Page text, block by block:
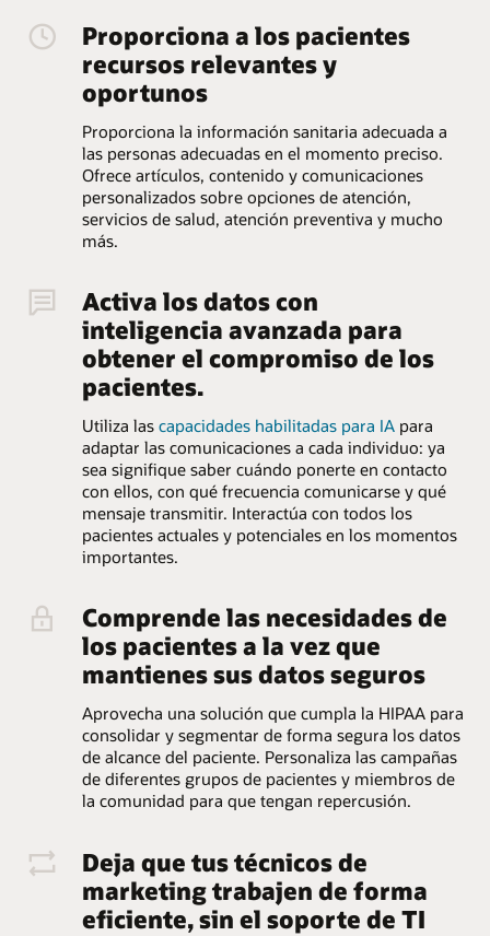
Proporciona a los pacientes
recursos relevantes y
oportunos
Proporciona la información sanitaria adecuada a
las personas adecuadas en el momento preciso.
Ofrece artículos, contenido y comunicaciones
personalizados sobre opciones de atención,
servicios de salud, atención preventiva y mucho
más.
Activa los datos con
inteligencia avanzada para
obtener el compromiso de los
pacientes.
Utiliza las capacidades habilitadas para IApara
adaptar las comunicaciones a cada individuo: ya
sea signifique saber cuándo ponerte en contacto
con ellos, con qué frecuencia comunicarse y qué
mensaje transmitir. Interactúa con todos los
pacientes actuales y potenciales en los momentos
importantes.
Comprende las necesidades de
los pacientes a la vez que
mantienes sus datos seguros
Aprovecha una solución que cumpla la HIPAA para
consolidar y segmentar de forma segura los datos
de alcance del paciente. Personaliza las campañas
de diferentes grupos de pacientes y miembros de
la comunidad para que tengan repercusión.
Deja que tus técnicos de
marketing trabajen de forma
eficiente, sin el soporte de TI